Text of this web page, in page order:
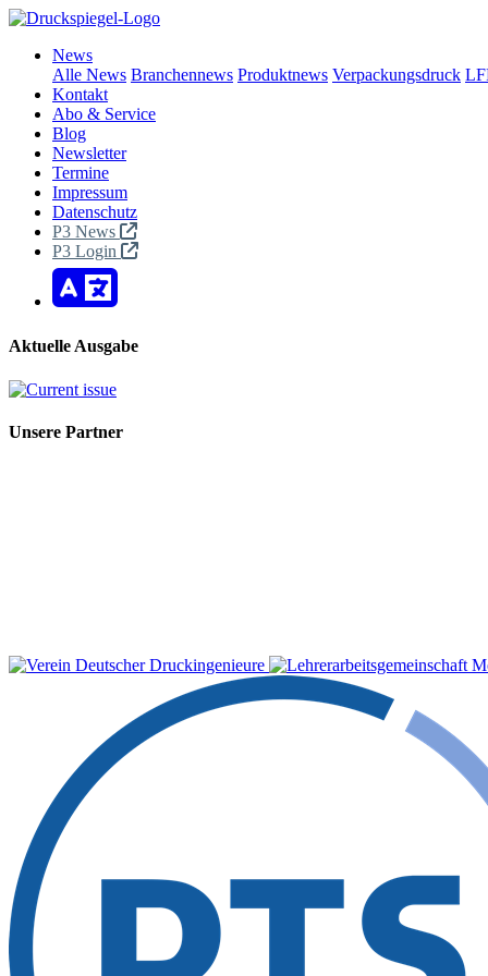
News
Alle News Branchennews Produktnews Verpackungsdruck
Kontakt
Abo & Service
Blog
Newsletter
Termine
Impressum
Datenschutz
P3 News
P3 Login
Aktuelle Ausgabe
Unsere Partner